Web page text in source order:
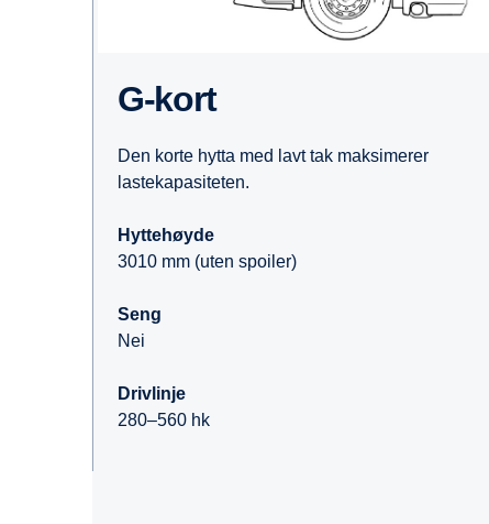
G-kort
Den korte hytta med lavt tak maksimerer
lastekapasiteten.
Hyttehøyde
3010 mm (uten spoiler)
Seng
Nei
Drivlinje
280–560 hk